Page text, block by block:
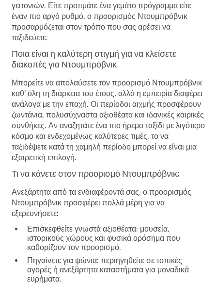
γειτονιών. Είτε προτιμάτε ένα γεμάτο πρόγραμμα είτε
έναν πιο αργό ρυθμό, ο προορισμός Ντουμπρόβνικ
προσαρμόζεται στον τρόπο που σας αρέσει να
ταξιδεύετε.
Ποια είναι η καλύτερη στιγμή για να κλείσετε
διακοπές για Ντουμπρόβνικ
Μπορείτε να απολαύσετε τον προορισμό Ντουμπρόβνικ
καθ' όλη τη διάρκεια του έτους, αλλά η εμπειρία διαφέρει
ανάλογα με την εποχή. Οι περίοδοι αιχμής προσφέρουν
ζωντάνια, πολυσύχναστα αξιοθέατα και ιδανικές καιρικές
συνθήκες. Αν αναζητάτε ένα πιο ήρεμο ταξίδι με λιγότερο
κόσμο και ενδεχομένως καλύτερες τιμές, το να
ταξιδέψετε κατά τη χαμηλή περίοδο μπορεί να είναι μια
εξαιρετική επιλογή.
Τι να κάνετε στον προορισμό Ντουμπρόβνικ;
Ανεξάρτητα από τα ενδιαφέροντά σας, ο προορισμός
Ντουμπρόβνικ προσφέρει πολλά μέρη για να
εξερευνήσετε:
Επισκεφθείτε γνωστά αξιοθέατα: μουσεία,
ιστορικούς χώρους και φυσικά ορόσημα που
καθορίζουν τον προορισμό.
Πηγαίνετε για ψώνια: περιηγηθείτε σε τοπικές
αγορές ή ανεξάρτητα καταστήματα για μοναδικά
ευρήματα.